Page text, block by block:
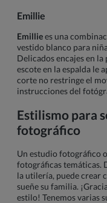
Emillie
Emilliees una
vestido blanco para
Delicados encajes en
escote en la espalda le
corte no restringe el
instrucciones del
Estilismo para
fotográfico
Un estudio fotográfico
fotográficas temáticas.
la utilería, puede crear
sueñe su familia.
estilo! Tenemos varias